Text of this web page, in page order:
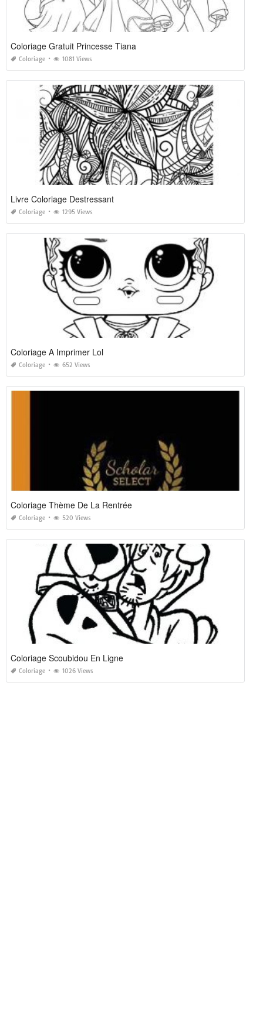
Coloriage Gratuit Princesse Tiana
Coloriage 1081 Views
Livre Coloriage Destressant
Coloriage 1295 Views
Coloriage A Imprimer Lol
Coloriage 652 Views
Coloriage Thème De La Rentrée
Coloriage 520 Views
Coloriage Scoubidou En Ligne
Coloriage 1026 Views